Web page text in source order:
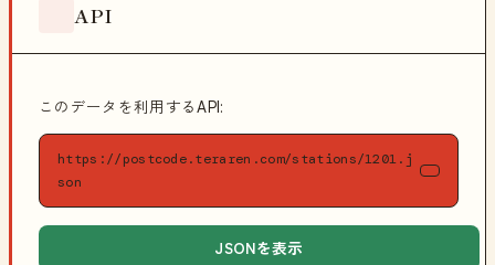
API
このデータを利用するAPI:
https://postcode.teraren.com/stations/1201.j
son
JSONを表示